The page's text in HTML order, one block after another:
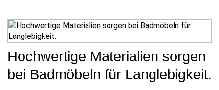
Hochwertige Materialien sorgen
bei Badmöbeln für Langlebigkeit.